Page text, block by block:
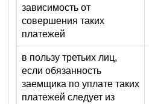
зависимость от
совершения таких
платежей
в пользу третьих лиц,
если обязанность
заемщика по уплате таких
платежей следует из